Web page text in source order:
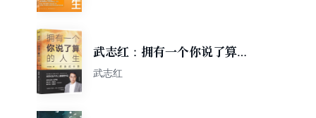
武志红：拥有一个你说了算的
人生·终身成长篇
武志红